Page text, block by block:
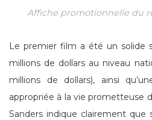
Affiche promotionnelle du
Le premier film a été un solide
millions de dollars au niveau
millions de dollars), ainsi
appropriée à la vie prometteuse
Sanders indique clairement